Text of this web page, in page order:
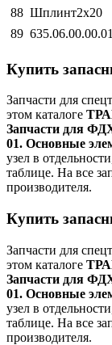
88 Шплинт2х20
89
Купить
Запчасти для
этом каталоге
Запчасти для
01. Основные
узел в
таблице. На все
производителя.
Купить
Запчасти для
этом каталоге
Запчасти для
01. Основные
узел в
таблице. На все
производителя.